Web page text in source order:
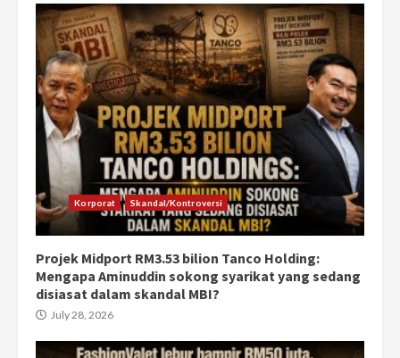
Korporat Skandal/Kontroversi
Projek Midport RM3.53 bilion Tanco Holding:
Mengapa Aminuddin sokong syarikat yang sedang
disiasat dalam skandal MBI?
July 28, 2026